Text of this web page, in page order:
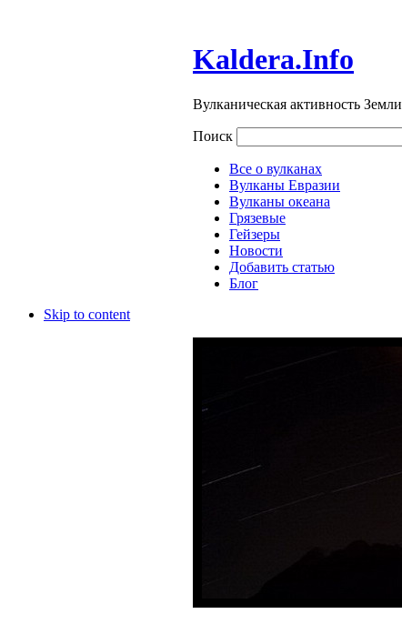
Kaldera.Info
Вулканическая активность Земли
Поиск
Все о вулканах
Вулканы Евразии
Вулканы океана
Грязевые
Гейзеры
Новости
Добавить статью
Блог
Skip to content